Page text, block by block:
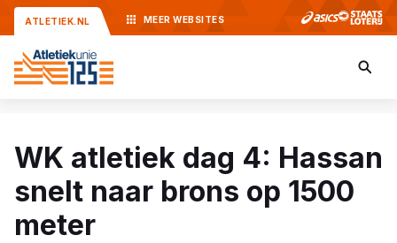
ATLETIEK.NL MEER WEBSITES
WK atletiek dag 4: Hassan
snelt naar brons op 1500
meter